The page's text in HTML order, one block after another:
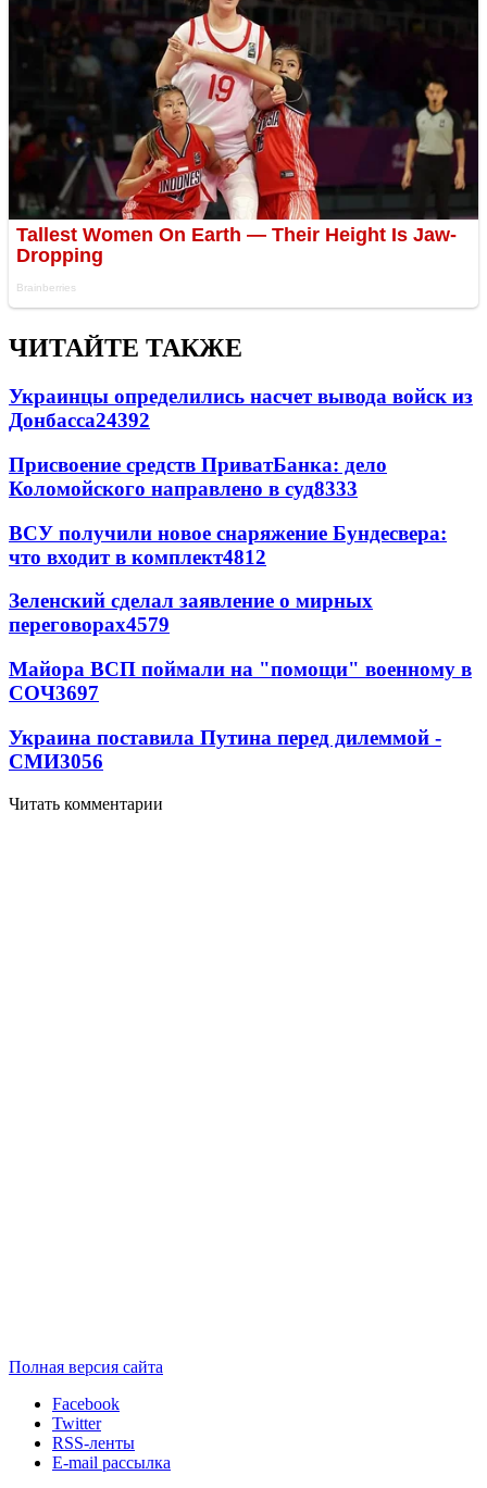
ЧИТАЙТЕ ТАКЖЕ
Украинцы определились насчет вывода войск из
Донбасса24392
Присвоение средств ПриватБанка: дело
Коломойского направлено в суд8333
ВСУ получили новое снаряжение Бундесвера:
что входит в комплект4812
Зеленский сделал заявление о мирных
переговорах4579
Майора ВСП поймали на "помощи" военному в
СОЧ3697
Украина поставила Путина перед дилеммой -
СМИ3056
Читать комментарии
Полная версия сайта
Facebook
Twitter
RSS-ленты
E-mail рассылка